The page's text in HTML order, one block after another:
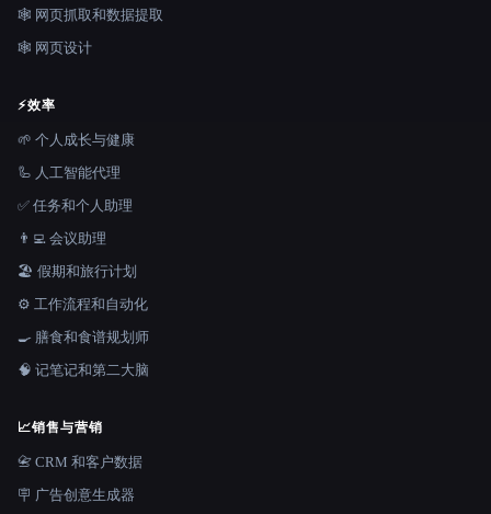
🕸️ 网页抓取和数据提取
🕸 网页设计
⚡效率
🌱 个人成长与健康
🦾 人工智能代理
✅ 任务和个人助理
👨‍💻 会议助理
🏖 假期和旅行计划
⚙️ 工作流程和自动化
🍳 膳食和食谱规划师
🧠 记笔记和第二大脑
📈销售与营销
📇 CRM 和客户数据
🪧 广告创意生成器